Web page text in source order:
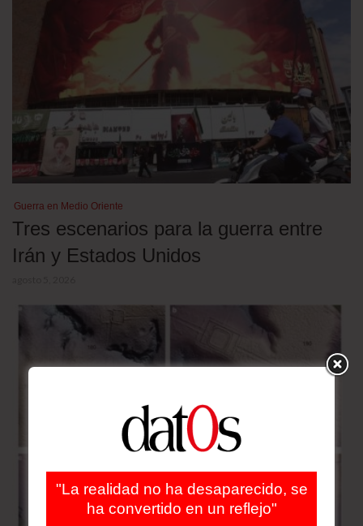
Guerra en Medio Oriente
Tres escenarios para la guerra entre
Irán y Estados Unidos
"La realidad no ha desaparecido, se
ha convertido en un reflejo"